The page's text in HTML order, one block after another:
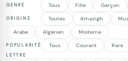
GENRE Tous Fille Garçon
ORIGINE Toutes Amazigh
Arabe Algérien Moderne
POPULARITÉ Tous Courant Rare
LETTRE